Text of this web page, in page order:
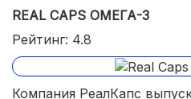
REAL CAPS ОМЕГА-3
Рейтинг: 4.8
Компания РеалКапс